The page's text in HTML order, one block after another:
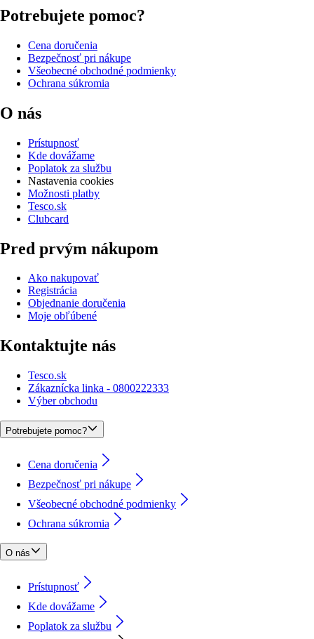
Potrebujete pomoc?
Cena doručenia
Bezpečnosť pri nákupe
Všeobecné obchodné podmienky
Ochrana súkromia
O nás
Prístupnosť
Kde dovážame
Poplatok za službu
Nastavenia cookies
Možnosti platby
Tesco.sk
Clubcard
Pred prvým nákupom
Ako nakupovať
Registrácia
Objednanie doručenia
Moje obľúbené
Kontaktujte nás
Tesco.sk
Zákaznícka linka - 0800222333
Výber obchodu
Potrebujete pomoc?
Cena doručenia
Bezpečnosť pri nákupe
Všeobecné obchodné podmienky
Ochrana súkromia
O nás
Prístupnosť
Kde dovážame
Poplatok za službu